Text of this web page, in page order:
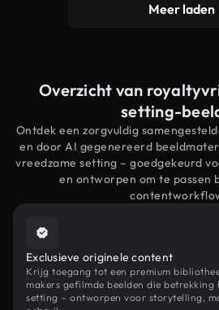
Meer laden
Overzicht van
setting-
Ontdek een zorgvuldig
en door AI gegenereerd
vreedzame setting – goedgekeurd
en ontworpen om te passen
Exclusieve originele content
Krijg toegang tot een premium
makers gefilmde beelden die betrekking
setting – ontworpen voor storytelling,